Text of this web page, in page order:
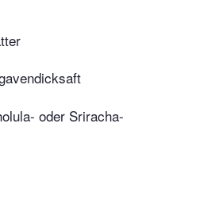
oder Sriracha-